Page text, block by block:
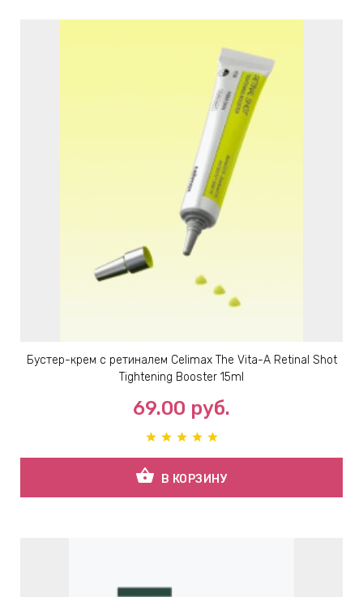
Бустер-крем с ретиналем Celimax The Vita-A Retinal Shot
Tightening Booster 15ml
69.00 руб.
shopping_basket В КОРЗИНУ